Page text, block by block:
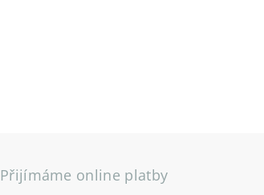
Přijímáme online platby